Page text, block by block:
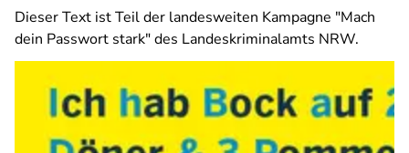
Dieser Text ist Teil der landesweiten Kampagne "Mach
dein Passwort stark" des Landeskriminalamts NRW.